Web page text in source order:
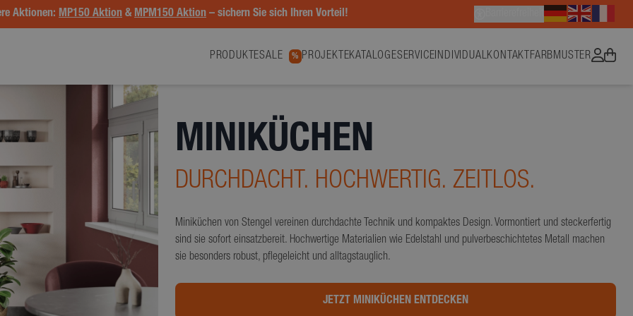
Aktionen: MP150 Aktion & MPM150 Aktion – sichern Sie sich Ihren Vorteil!
PRODUKTESALE % PROJEKTEKATALOGESERVICEINDIVIDUALKONTAKT FARBMUSTER
MINIKÜCHEN
DURCHDACHT. HOCHWERTIG. ZEITLOS.
Miniküchen von Stengel vereinen durchdachte Technik und kompaktes Design. Vormontiert und steckerfertig
sind sie sofort einsatzbereit. Hochwertige Materialien wie Edelstahl und pulverbeschichtetes Metall machen
sie besonders robust, pflegeleicht und alltagstauglich.
JETZT MINIKÜCHEN ENTDECKEN